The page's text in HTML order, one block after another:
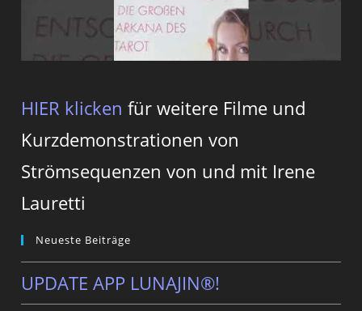
HIER klicken für weitere Filme und
Kurzdemonstrationen von
Strömsequenzen von und mit Irene
Lauretti
Neueste Beiträge
UPDATE APP LUNAJIN®!